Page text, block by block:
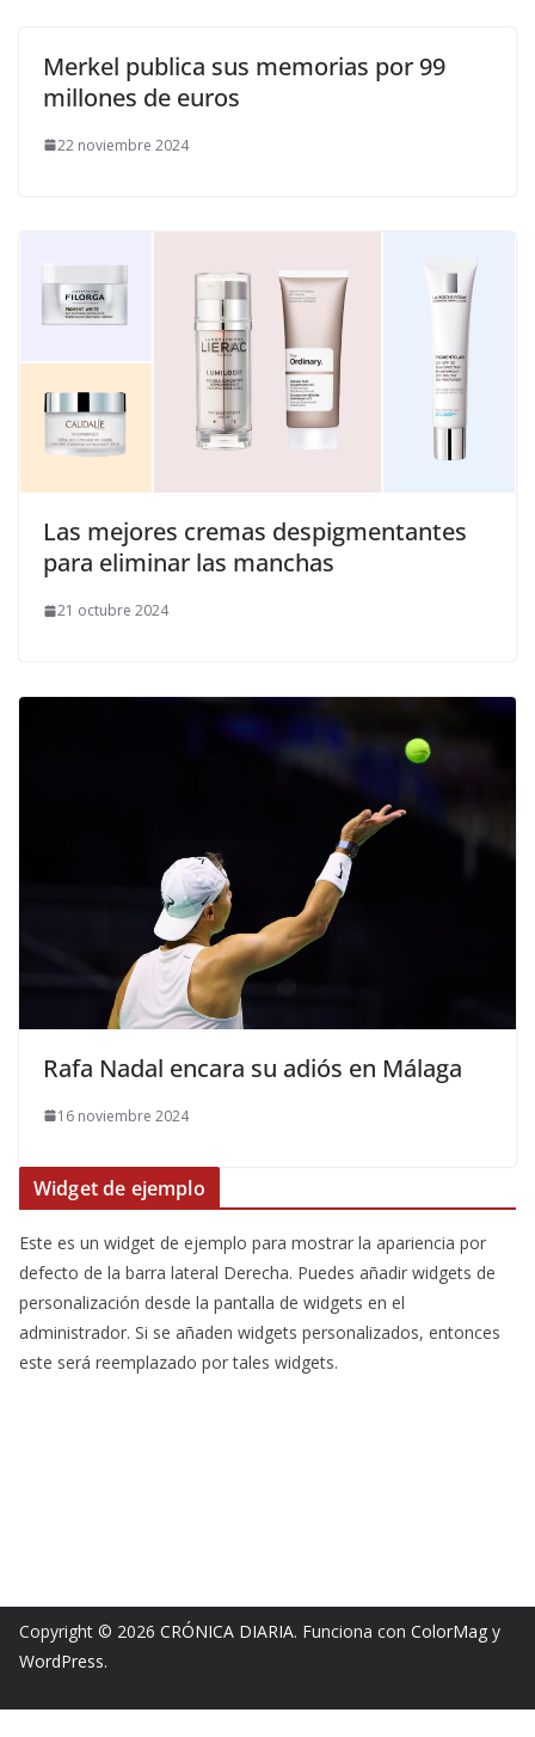
Merkel publica sus memorias por 99
millones de euros
22 noviembre 2024
​Las mejores cremas despigmentantes
para eliminar las manchas
21 octubre 2024
​Rafa Nadal encara su adiós en Málaga
16 noviembre 2024
Widget de ejemplo
Este es un widget de ejemplo para mostrar la apariencia por
defecto de la barra lateral Derecha. Puedes añadir widgets de
personalización desde la pantalla de widgets en el
administrador. Si se añaden widgets personalizados, entonces
este será reemplazado por tales widgets.
Copyright © 2026 CRÓNICA DIARIA. Funciona con ColorMag y
WordPress.